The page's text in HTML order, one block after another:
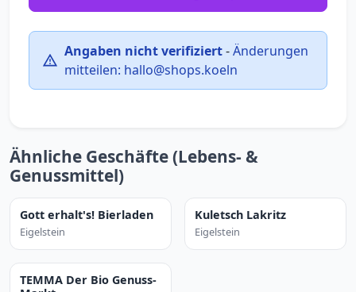
Angaben nicht verifiziert-Änderungen
mitteilen: hallo@shops.koeln
Ähnliche Geschäfte (Lebens- &
Genussmittel)
Gott erhalt's! Bierladen
Eigelstein
Kuletsch Lakritz
Eigelstein
TEMMA Der Bio Genuss-